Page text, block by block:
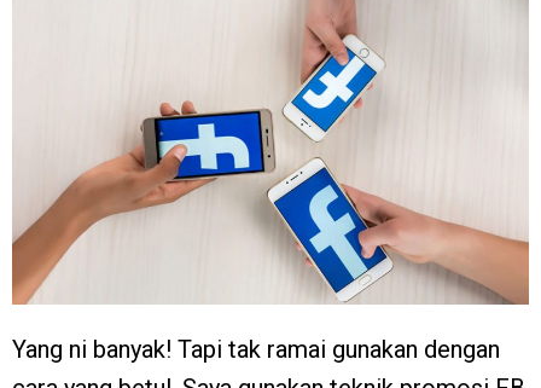
Yang ni banyak! Tapi tak ramai gunakan dengan